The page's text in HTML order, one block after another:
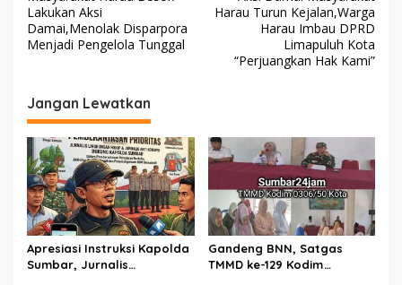
a
v
i
a
s
i
p
o
s
Lakukan Aksi
Damai,Menolak Disparpora
Menjadi Pengelola Tunggal
Harau Turun Kejalan,Warga
Harau Imbau DPRD
Limapuluh Kota
“Perjuangkan Hak Kami”
Jangan Lewatkan
Apresiasi Instruksi Kapolda
Sumbar, Jurnalis
Gandeng BNN, Satgas
TMMD ke-129 Kodim